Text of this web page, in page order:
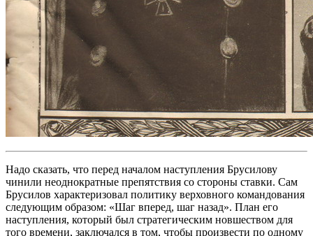
Надо сказать, что перед началом наступления Брусилову
чинили неоднократные препятствия со стороны ставки. Сам
Брусилов характеризовал политику верховного командования
следующим образом: «Шаг вперед, шаг назад». План его
наступления, который был стратегическим новшеством для
того времени, заключался в том, чтобы произвести по одному